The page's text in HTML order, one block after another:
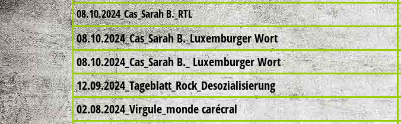
08.10.2024_Cas_Sarah B._RTL
08.10.2024_Cas_Sarah B._Luxemburger Wort
08.10.2024_Cas_Sarah B._ Luxemburger Wort
12.09.2024_Tageblatt_Rock_Desozialisierung
02.08.2024_Virgule_monde carécral